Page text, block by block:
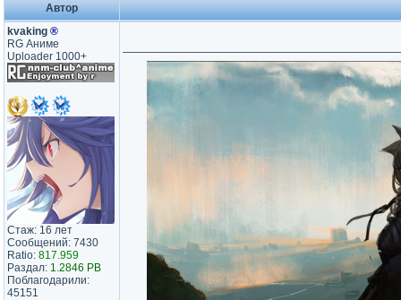
Автор
kvaking ®
RG Аниме
Uploader 1000+
Стаж: 16 лет
Сообщений: 7430
Ratio: 817.959
Раздал: 1.2846 PB
Поблагодарили:
45151